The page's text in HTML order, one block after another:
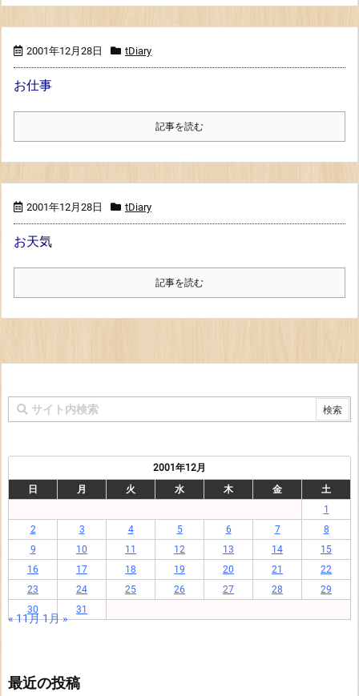
2001年12月28日 tDiary
お仕事
記事を読む
2001年12月28日 tDiary
お天気
記事を読む
2001年12月
日
月 火 水 木 金
土
1
2
3 4 5 6 7
8
9
10 11 12 13 14
15
16
17 18 19 20 21
22
23
24 25 26 27 28
29
30
31
« 11月1月 »
最近の投稿